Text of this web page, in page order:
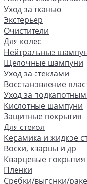
Уход за тканью
Экстерьер
Очистители
Для колес
Нейтральные
Щелочные шампуни
Уход за стеклами
Восстановление
Уход за
Кислотные шампуни
Защитные покрытия
Для стекол
Керамика и жидкое
Воски, кварцы и др
Кварцевые покрытия
Пленки
Сребки/выгонки/